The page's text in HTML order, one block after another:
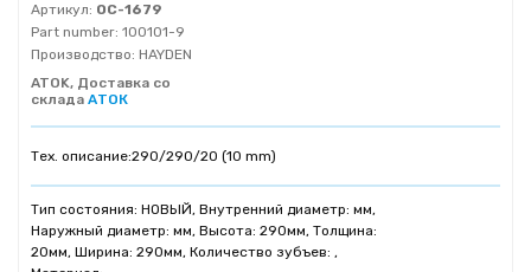
Артикул: OC-1679
Part number: 100101-9
Производство: HAYDEN
ATOK, Доставка со
склада АТОК
Тех. описание:290/290/20 (10 mm)
Тип состояния: НОВЫЙ, Внутренний диаметр: мм,
Наружный диаметр: мм, Высота: 290мм, Толщина:
20мм, Ширина: 290мм, Количество зубъев: ,